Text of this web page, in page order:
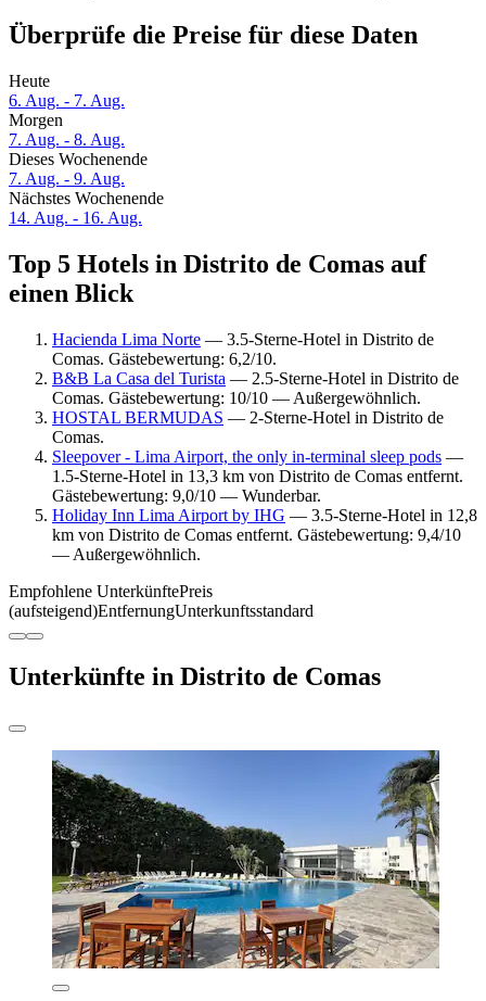
Überprüfe die Preise für diese Daten
Heute
6. Aug. - 7. Aug.
Morgen
7. Aug. - 8. Aug.
Dieses Wochenende
7. Aug. - 9. Aug.
Nächstes Wochenende
14. Aug. - 16. Aug.
Top 5 Hotels in Distrito de Comas auf
einen Blick
Hacienda Lima Norte — 3.5-Sterne-Hotel in Distrito de
Comas. Gästebewertung: 6,2/10.
B&B La Casa del Turista — 2.5-Sterne-Hotel in Distrito de
Comas. Gästebewertung: 10/10 — Außergewöhnlich.
HOSTAL BERMUDAS — 2-Sterne-Hotel in Distrito de
Comas.
Sleepover - Lima Airport, the only in-terminal sleep pods —
1.5-Sterne-Hotel in 13,3 km von Distrito de Comas entfernt.
Gästebewertung: 9,0/10 — Wunderbar.
Holiday Inn Lima Airport by IHG — 3.5-Sterne-Hotel in 12,8
km von Distrito de Comas entfernt. Gästebewertung: 9,4/10
— Außergewöhnlich.
Empfohlene UnterkünftePreis
(aufsteigend)EntfernungUnterkunftsstandard
Unterkünfte in Distrito de Comas